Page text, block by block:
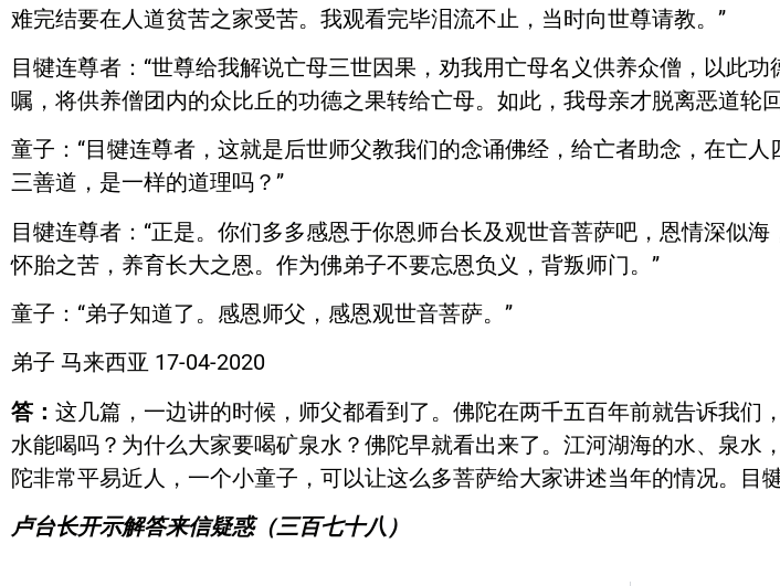
难完结要在人道贫苦之家受苦。我观看完毕泪流不止，当时向世尊请教。”
目犍连尊者：“世尊给我解说亡母三世因果，劝我用亡母名义供养众僧，以此
嘱，将供养僧团内的众比丘的功德之果转给亡母。如此，我母亲才脱离恶道轮
童子：“目犍连尊者，这就是后世师父教我们的念诵佛经，给亡者助念，在亡
三善道，是一样的道理吗？”
目犍连尊者：“正是。你们多多感恩于你恩师台长及观世音菩萨吧，恩情深似
怀胎之苦，养育长大之恩。作为佛弟子不要忘恩负义，背叛师门。”
童子：“弟子知道了。感恩师父，感恩观世音菩萨。”
弟子 马来西亚 17-04-2020
答： 这几篇，一边讲的时候，师父都看到了。佛陀在两千五百年前就告诉我们
水能喝吗？为什么大家要喝矿泉水？佛陀早就看出来了。江河湖海的水、泉水
陀非常平易近人，一个小童子，可以让这么多菩萨给大家讲述当年的情况。目
卢台长开示解答来信疑惑（三百七十八）